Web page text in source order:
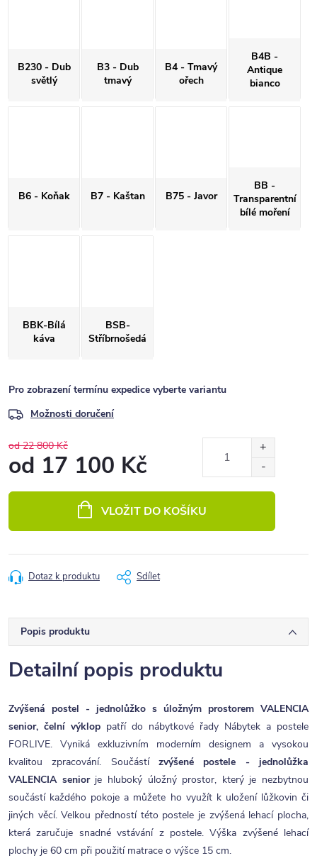
B230 - Dub
světlý
B3 - Dub
tmavý
B4 - Tmavý
ořech
B4B -
Antique
bianco
B6 - Koňak B7 - Kaštan B75 - Javor
BB -
Transparentní
bílé moření
BBK-Bílá
káva
BSB-
Stříbrnošedá
Pro zobrazení termínu expedice vyberte variantu
Možnosti doručení
od 22 800 Kč
od 17 100 Kč
VLOŽIT DO KOŠÍKU
Dotaz k produktu Sdílet
Popis produktu
Detailní popis produktu
Zvýšená postel - jednolůžko s úložným prostorem VALENCIA
senior, čelní výklop patří do nábytkové řady Nábytek a postele
FORLIVE. Vyniká exkluzivním moderním designem a vysokou
kvalitou zpracování. Součástí zvýšené postele - jednolůžka
VALENCIA senior je hluboký úložný prostor, který je nezbytnou
součástí každého pokoje a můžete ho využít k uložení lůžkovin či
jiných věcí. Velkou předností této postele je zvýšená lehací plocha,
která zaručuje snadné vstávání z postele. Výška zvýšené lehací
plochy je 60 cm při použití matrace o výšce 15 cm.